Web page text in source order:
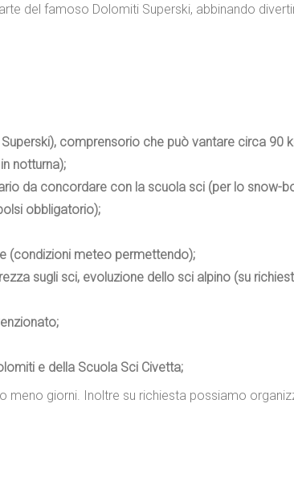
del famoso Dolomiti Superski, abbinando
comprensorio che può vantare circa 90
notturna);
da concordare con la scuola sci (per lo snow-
obbligatorio);
(condizioni meteo permettendo);
sugli sci, evoluzione dello sci alpino (su
e della Scuola Sci Civetta;
meno giorni. Inoltre su richiesta possiamo